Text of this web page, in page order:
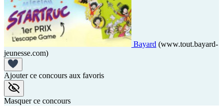
Bayard (www.tout.bayard-
jeunesse.com)
Ajouter ce concours aux favoris
Masquer ce concours